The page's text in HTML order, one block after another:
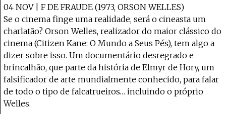
04 NOV | F DE FRAUDE (1973, ORSON WELLES)
Se o cinema finge uma realidade, será o cineasta um
charlatão? Orson Welles, realizador do maior clássico do
cinema (Citizen Kane: O Mundo a Seus Pés), tem algo a
dizer sobre isso. Um documentário desregrado e
brincalhão, que parte da história de Elmyr de Hory, um
falsificador de arte mundialmente conhecido, para falar
de todo o tipo de falcatrueiros… incluindo o próprio
Welles.